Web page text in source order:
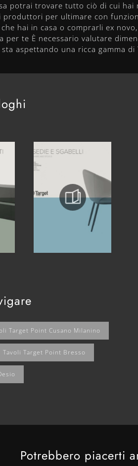
potrai trovare tutto ciò di cui
per ultimare con
hai in casa o comprarli ex
te È necessario valutare
aspettando una ricca gamma
Target Point Cusano Milanino
Tavoli Target Point Bresso
Potrebbero piacerti